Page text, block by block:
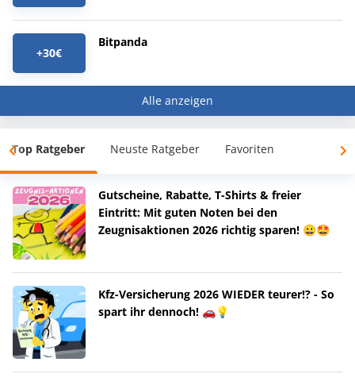
+30€
Bitpanda
Alle anzeigen
Top Ratgeber Neuste Ratgeber Favoriten
Gutscheine, Rabatte, T-Shirts & freier
Eintritt: Mit guten Noten bei den
Zeugnisaktionen 2026 richtig sparen! 😀🤩
Kfz-Versicherung 2026 WIEDER teurer!? - So
spart ihr dennoch! 🚗💡